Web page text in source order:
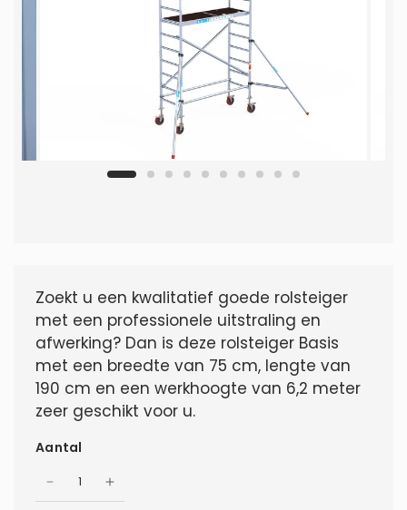
Zoekt u een kwalitatief goede rolsteiger
met een professionele uitstraling en
afwerking? Dan is deze rolsteiger Basis
met een breedte van 75 cm, lengte van
190 cm en een werkhoogte van 6,2 meter
zeer geschikt voor u.
Aantal